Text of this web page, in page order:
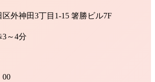
外神田3丁目1-15 箸勝ビル7F
～4分
00